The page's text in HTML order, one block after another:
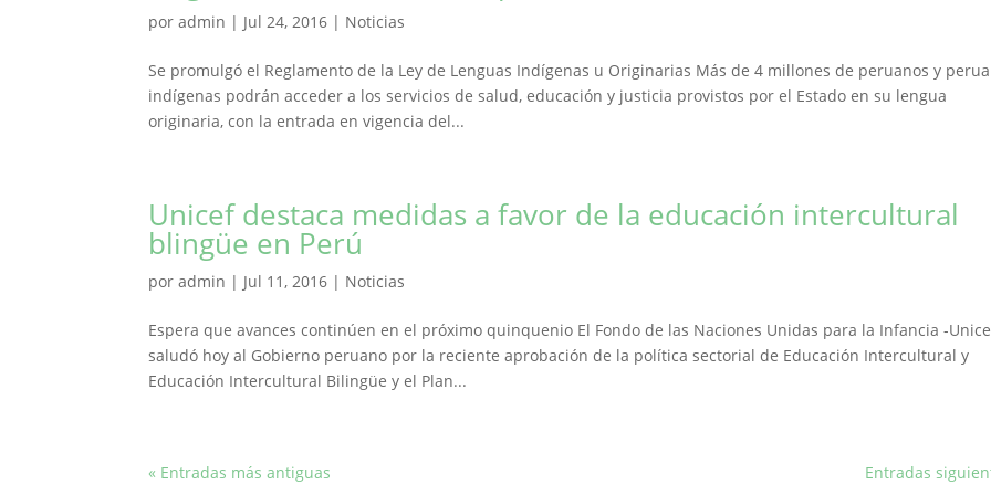
poradmin | Jul 24, 2016 | Noticias
Se promulgó el Reglamento de la Ley de Lenguas Indígenas u Originarias Más de 4 millones de peruanos y
indígenas podrán acceder a los servicios de salud, educación y justicia provistos por el Estado en su lengua
originaria, con la entrada en vigencia del...
Unicef destaca medidas a favor de la educación intercultural
blingüe en Perú
poradmin | Jul 11, 2016 | Noticias
Espera que avances continúen en el próximo quinquenio El Fondo de las Naciones Unidas para la Infancia -
saludó hoy al Gobierno peruano por la reciente aprobación de la política sectorial de Educación Intercultural y
Educación Intercultural Bilingüe y el Plan...
« Entradas más antiguas Entradas